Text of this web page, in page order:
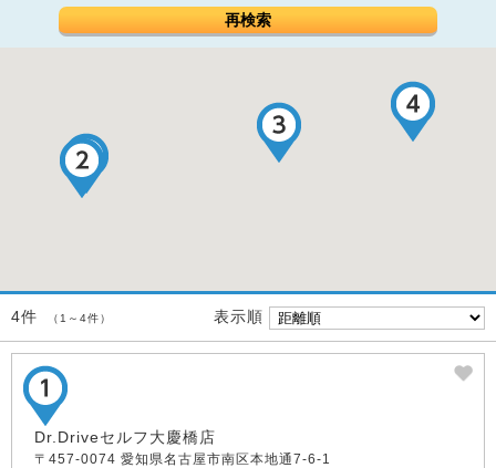
再検索
4件 （1～4件） 表示順
Dr.Driveセルフ大慶橋店
〒457-0074 愛知県名古屋市南区本地通7-6-1